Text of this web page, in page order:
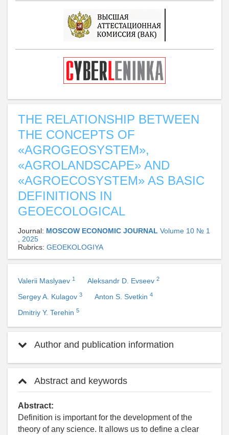
THE RELATIONSHIP BETWEEN
THE CONCEPTS OF
«AGROGEOSYSTEM»,
«AGROLANDSCAPE» AND
«AGROECOSYSTEM» AS BASIC
DEFINITIONS IN
GEOECOLOGICAL
Journal: MOSCOW ECONOMIC JOURNAL Volume 10 № 1
, 2025
Rubrics: GEOEKOLOGIYA
Valerii Maslyaev 1 Aleksandr D. Evseev 2
Sergey A. Kulagov 3 Anton S. Svetkin 4
Dmitriy Y. Terehin 5
Author and publication information
Abstract and keywords
Abstract:
Definition is important for the development of the
theory of any science. It allows us to define a clear